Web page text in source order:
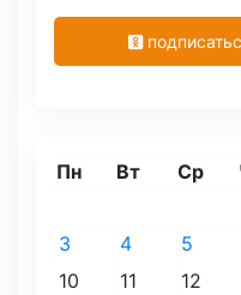
Пн Вт Ср
3
4 5
10
11 12